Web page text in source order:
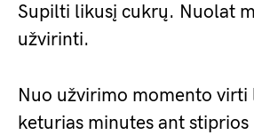
Supilti likusį cukrų. Nuolat
užvirinti.
Nuo užvirimo momento virti
keturias minutes ant stiprios